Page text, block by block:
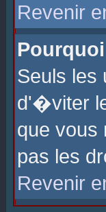
Revenir
Seuls les
d'�viter
que vous
pas les
Revenir